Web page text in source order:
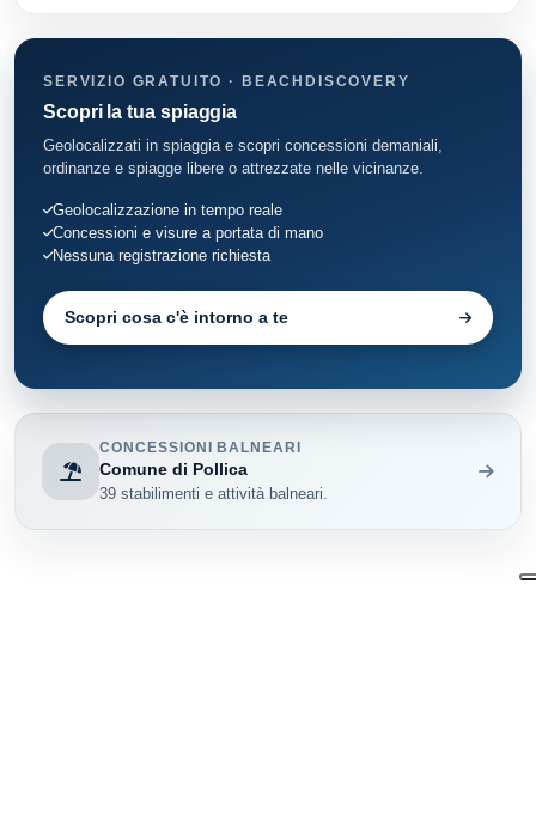
SERVIZIO GRATUITO · BEACHDISCOVERY
Scopri la tua spiaggia
Geolocalizzati in spiaggia e scopri concessioni demaniali,
ordinanze e spiagge libere o attrezzate nelle vicinanze.
Geolocalizzazione in tempo reale
Concessioni e visure a portata di mano
Nessuna registrazione richiesta
Scopri cosa c'è intorno a te
CONCESSIONI BALNEARI
Comune di Pollica
39 stabilimenti e attività balneari.